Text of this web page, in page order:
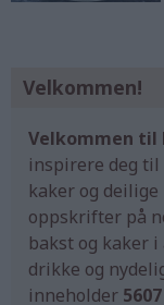
Velkommen!
Velkommen til
inspirere deg til
kaker og
oppskrifter på
bakst og kaker
drikke og
inneholder 5607